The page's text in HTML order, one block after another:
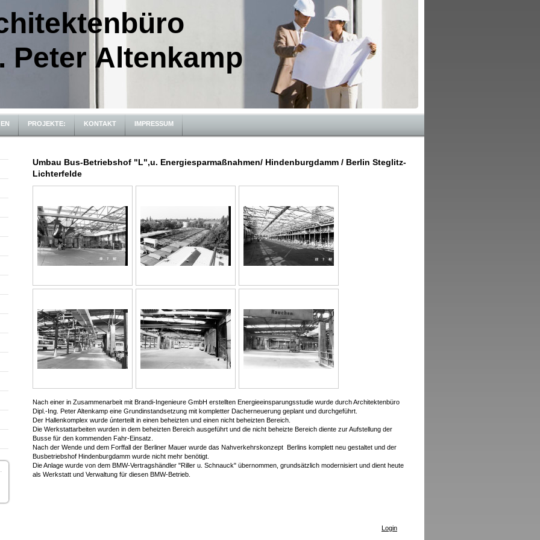
Altenkamp
PROJEKTE: KONTAKT IMPRESSUM
Umbau Bus-Betriebshof "L",u. Energiesparmaßnahmen/ Hindenburgdamm / Berlin Steglitz-
Lichterfelde
Nach einer in Zusammenarbeit mit Brandi-Ingenieure GmbH erstellten Energieeinsparungsstudie wurde durch Architektenbüro
Dipl.-Ing. Peter Altenkamp eine Grundinstandsetzung mit kompletter Dacherneuerung geplant und durchgeführt.
Der Hallenkomplex wurde únterteilt in einen beheizten und einen nicht beheizten Bereich.
Die Werkstattarbeiten wurden in dem beheizten Bereich ausgeführt und die nicht beheizte Bereich diente zur Aufstellung der
Busse für den kommenden Fahr-Einsatz.
Nach der Wende und dem Forffall der Berliner Mauer wurde das Nahverkehrskonzept Berlins komplett neu gestaltet und der
Busbetriebshof Hindenburgdamm wurde nicht mehr benötigt.
Die Anlage wurde von dem BMW-Vertragshändler "Riller u. Schnauck" übernommen, grundsätzlich modernisiert und dient heute
als Werkstatt und Verwaltung für diesen BMW-Betrieb.
Login